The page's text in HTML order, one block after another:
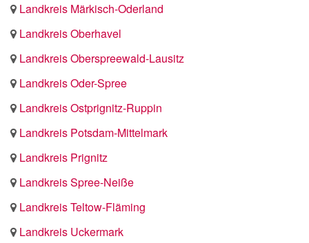
Landkreis Märkisch-Oderland
Landkreis Oberhavel
Landkreis Oberspreewald-Lausitz
Landkreis Oder-Spree
Landkreis Ostprignitz-Ruppin
Landkreis Potsdam-Mittelmark
Landkreis Prignitz
Landkreis Spree-Neiße
Landkreis Teltow-Fläming
Landkreis Uckermark